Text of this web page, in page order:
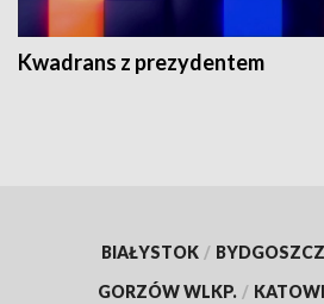
Kwadrans z prezydentem
BIAŁYSTOK / BYDGOSZCZ
GORZÓW WLKP. /